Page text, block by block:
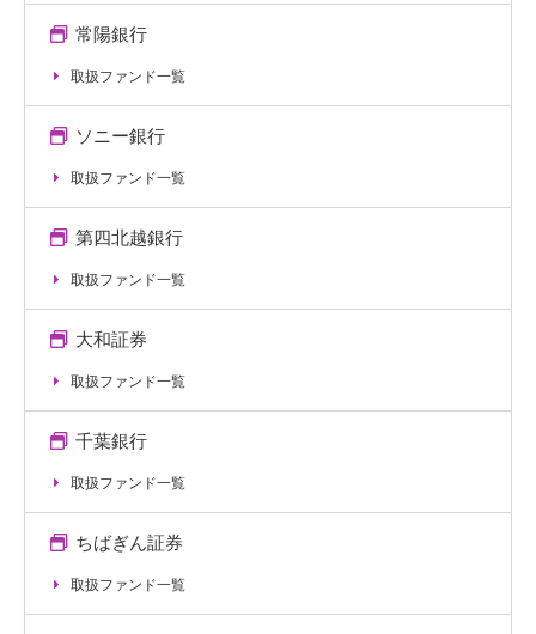
常陽銀行
取扱ファンド一覧
ソニー銀行
取扱ファンド一覧
第四北越銀行
取扱ファンド一覧
大和証券
取扱ファンド一覧
千葉銀行
取扱ファンド一覧
ちばぎん証券
取扱ファンド一覧